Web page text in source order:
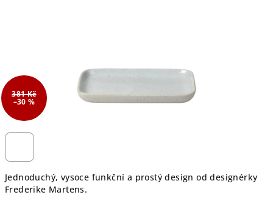
Jednoduchý, vysoce funkční a prostý design od designérky
Frederike Martens.
381 Kč
–30 %